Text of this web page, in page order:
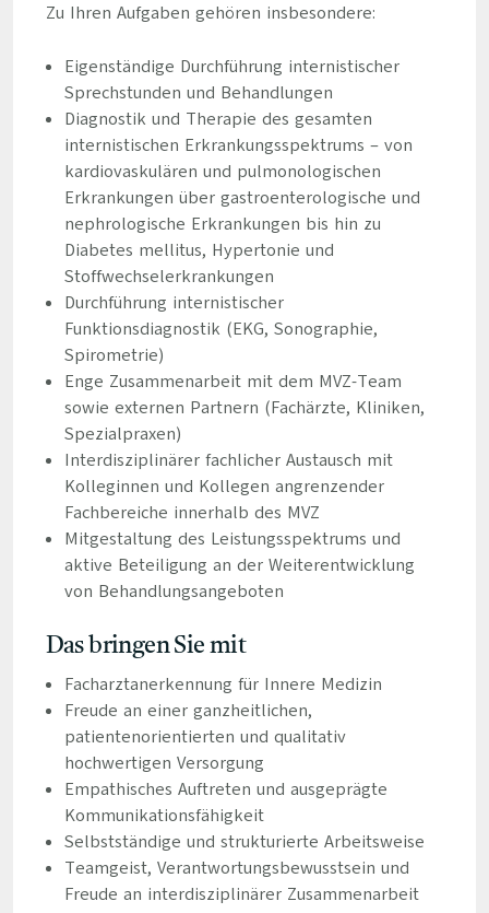
Zu Ihren Aufgaben gehören insbesondere:
Eigenständige Durchführung internistischer
Sprechstunden und Behandlungen
Diagnostik und Therapie des gesamten
internistischen Erkrankungsspektrums – von
kardiovaskulären und pulmonologischen
Erkrankungen über gastroenterologische und
nephrologische Erkrankungen bis hin zu
Diabetes mellitus, Hypertonie und
Stoffwechselerkrankungen
Durchführung internistischer
Funktionsdiagnostik (EKG, Sonographie,
Spirometrie)
Enge Zusammenarbeit mit dem MVZ-Team
sowie externen Partnern (Fachärzte, Kliniken,
Spezialpraxen)
Interdisziplinärer fachlicher Austausch mit
Kolleginnen und Kollegen angrenzender
Fachbereiche innerhalb des MVZ
Mitgestaltung des Leistungsspektrums und
aktive Beteiligung an der Weiterentwicklung
von Behandlungsangeboten
Das bringen Sie mit
Facharztanerkennung für Innere Medizin
Freude an einer ganzheitlichen,
patientenorientierten und qualitativ
hochwertigen Versorgung
Empathisches Auftreten und ausgeprägte
Kommunikationsfähigkeit
Selbstständige und strukturierte Arbeitsweise
Teamgeist, Verantwortungsbewusstsein und
Freude an interdisziplinärer Zusammenarbeit